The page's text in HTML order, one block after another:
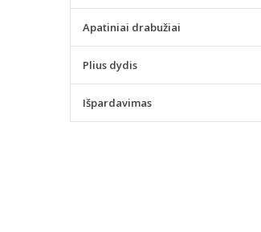
Apatiniai drabužiai
Plius dydis
Išpardavimas